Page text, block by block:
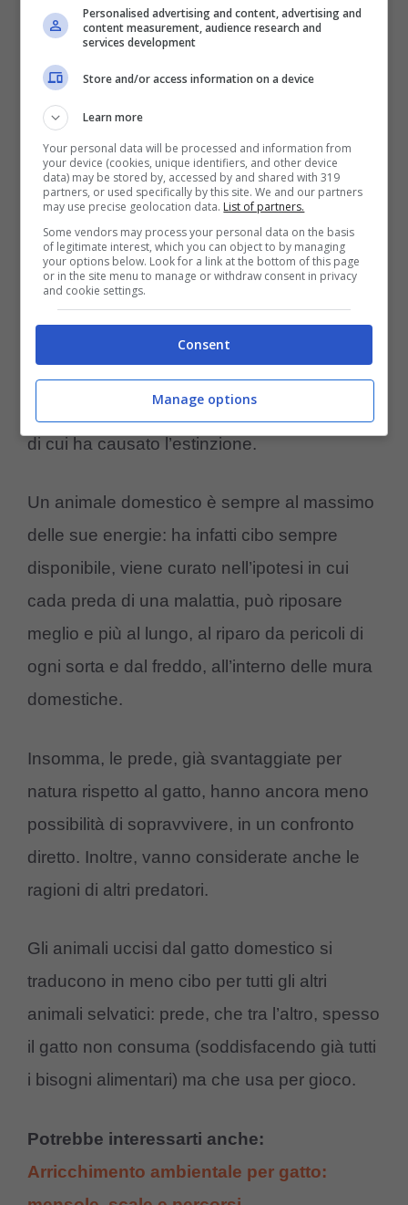
dell’ambiente.
Le ragioni sono diverse. Prima di tutto il
numero di gatti
dismisura. D’altronde il felino, insieme al
cane, è l’animale d’affezione per eccellenza
all’azione di quest’ultimo che il numero dei
piccoli felini si è gonfiato in maniera
Il gatto, inoltre, attua una “concorrenza
, e non solo nei confronti delle specie
di cui ha causato l’estinzione.
Un animale domestico è sempre al massimo
delle sue energie: ha infatti cibo sempre
disponibile, viene curato nell’ipotesi in cui
cada preda di una malattia, può riposare
meglio e più al lungo, al riparo da pericoli di
ogni sorta e dal freddo, all’interno delle mura
domestiche.
Insomma, le prede, già svantaggiate per
natura rispetto al gatto, hanno ancora meno
possibilità di sopravvivere, in un confronto
diretto. Inoltre, vanno considerate anche le
ragioni di altri predatori.
Gli animali uccisi dal gatto domestico si
traducono in meno cibo per tutti gli altri
animali selvatici: prede, che tra l’altro, spesso
il gatto non consuma (soddisfacendo già tutti
i bisogni alimentari) ma che usa per gioco.
Potrebbe interessarti anche:
Arricchimento ambientale per gatto:
Personalised advertising and content, advertising and
content measurement, audience research and
services development
Store and/or access information on a device
Learn more
Your personal data will be processed and information from
your device (cookies, unique identifiers, and other device
data) may be stored by, accessed by and shared with 319
partners, or used specifically by this site. We and our partners
may use precise geolocation data. List of partners.
Some vendors may process your personal data on the basis
of legitimate interest, which you can object to by managing
your options below. Look for a link at the bottom of this page
or in the site menu to manage or withdraw consent in privacy
and cookie settings.
Consent
Manage options